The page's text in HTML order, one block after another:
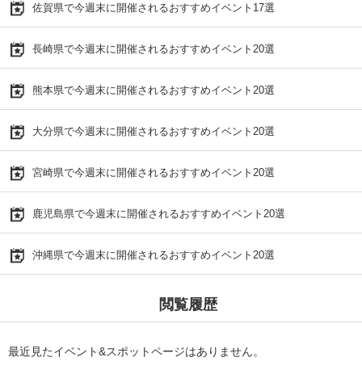
佐賀県で今週末に開催されるおすすめイベント17選
長崎県で今週末に開催されるおすすめイベント20選
熊本県で今週末に開催されるおすすめイベント20選
大分県で今週末に開催されるおすすめイベント20選
宮崎県で今週末に開催されるおすすめイベント20選
鹿児島県で今週末に開催されるおすすめイベント20選
沖縄県で今週末に開催されるおすすめイベント20選
閲覧履歴
最近見たイベント&スポットページはありません。